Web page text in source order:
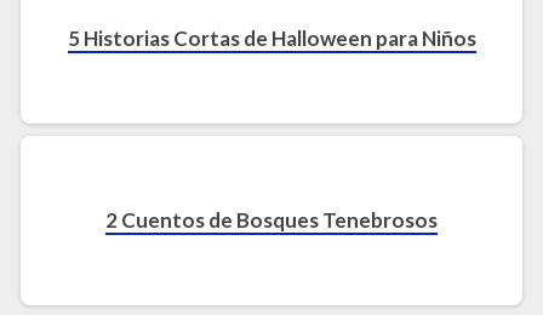
5 Historias Cortas de Halloween para Niños
2 Cuentos de Bosques Tenebrosos